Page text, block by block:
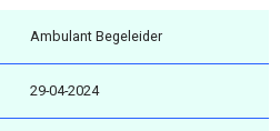
Ambulant Begeleider
29-04-2024